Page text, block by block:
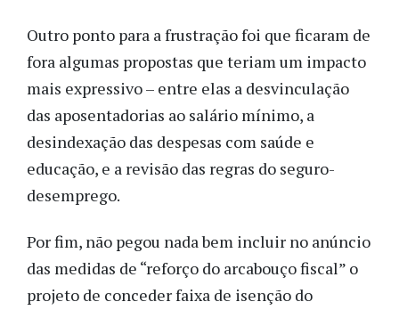
Outro ponto para a frustração foi que ficaram de
fora algumas propostas que teriam um impacto
mais expressivo – entre elas a desvinculação
das aposentadorias ao salário mínimo, a
desindexação das despesas com saúde e
educação, e a revisão das regras do seguro-
desemprego.
Por fim, não pegou nada bem incluir no anúncio
das medidas de “reforço do arcabouço fiscal” o
projeto de conceder faixa de isenção do